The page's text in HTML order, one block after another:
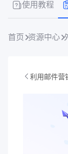
使用教程
首页 资源中心
利用邮件营